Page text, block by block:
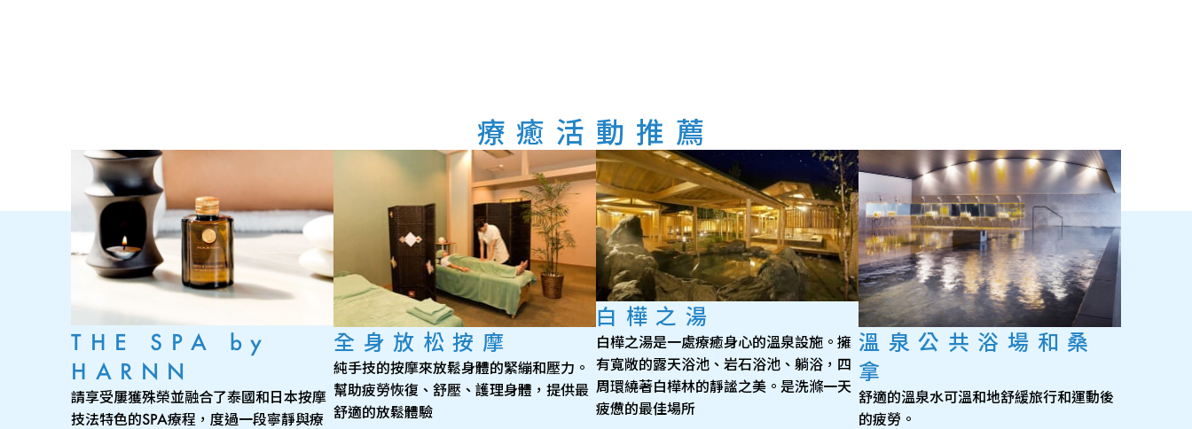
療癒活動推薦
THE SPA by
HARNN
請享受屢獲殊榮並融合了泰國和日本按摩
技法特色的SPA療程，度過一段寧靜與療
全身放松按摩
純手技的按摩來放鬆身體的緊繃和壓力。
幫助疲勞恢復、舒壓、護理身體，提供最
舒適的放鬆體驗
白樺之湯
白樺之湯是一處療癒身心的溫泉設施。擁
有寬敞的露天浴池、岩石浴池、躺浴，四
周環繞著白樺林的靜謐之美。是洗滌一天
疲憊的最佳場所
溫泉公共浴場和桑
拿
舒適的溫泉水可溫和地舒緩旅行和運動後
的疲勞。